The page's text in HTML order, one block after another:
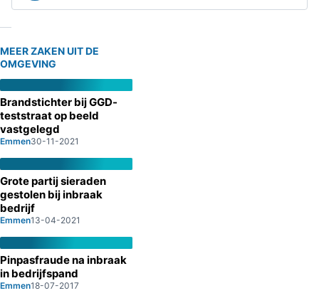
MEER ZAKEN UIT DE
OMGEVING
Brandstichter bij GGD-
teststraat op beeld
vastgelegd
Emmen30-11-2021
Grote partij sieraden
gestolen bij inbraak
bedrijf
Emmen13-04-2021
Pinpasfraude na inbraak
in bedrijfspand
Emmen18-07-2017